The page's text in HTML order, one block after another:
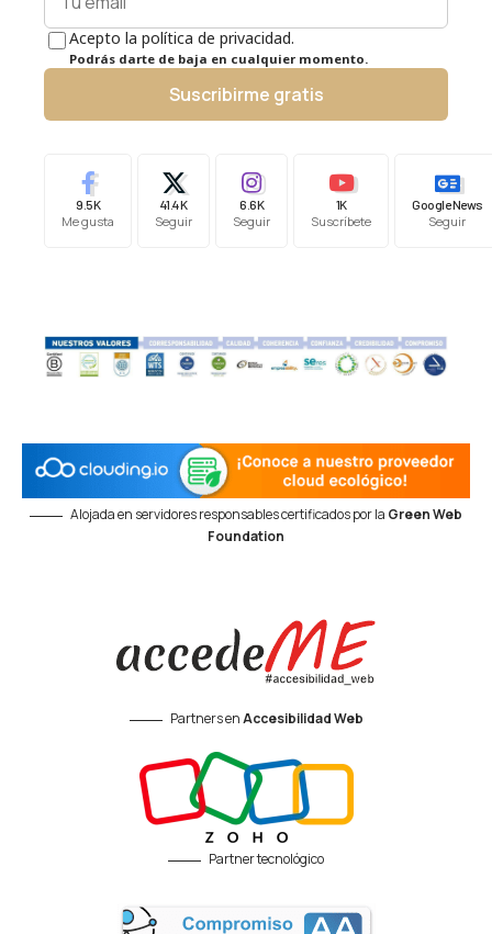
Acepto la política de privacidad.
Podrás darte de baja en cualquier momento.
Suscribirme gratis
9.5K
Me gusta
41.4K
Seguir
6.6K
Seguir
1K
Suscríbete
Google News
Seguir
Alojada en servidores responsables certificados por la Green Web
Foundation
Partners enAccesibilidad Web
Partner tecnológico